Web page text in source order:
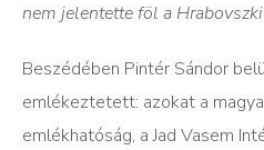
nem jelentette föl a
Beszédében Pintér Sándor
emlékeztetett: azokat a
emlékhatóság, a Jad Vasem